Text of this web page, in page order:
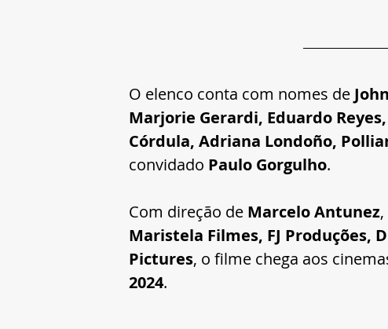
O elenco conta com nomes de
Marjorie Gerardi, Eduardo
Córdula, Adriana Londoño,
convidado Paulo Gorgulho.
Com direção de Marcelo Antunez
Maristela Filmes, FJ Produções,
Pictures, o filme chega aos
2024.